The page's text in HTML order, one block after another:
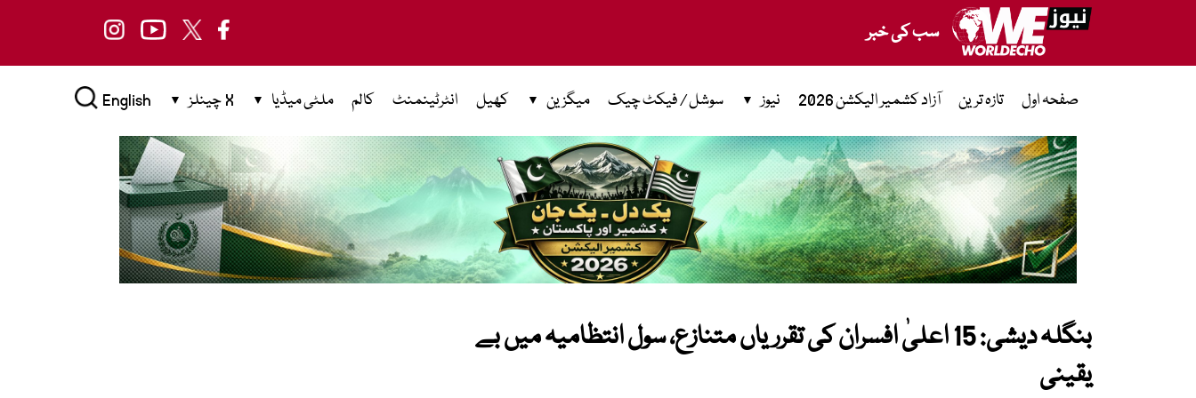
سب کی خبر
صفحہ اول تازہ ترین آزاد کشمیر الیکشن 2026 نیوز سوشل / فیکٹ چیک میگزین کھیل انٹرٹینمنٹ کالم ملٹی میڈیا X چینلز English
بنگلہ دیشی: 15 اعلیٰ افسران کی تقرریاں متنازع، سول انتظامیہ میں بے
یقینی